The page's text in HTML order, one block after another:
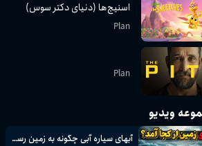
اسنیچ‌ها (دنیای دکتر سوس)
Plan
Plan
ویدیو
آبهای سیاره آبی چگونه به زمین رسیدند؟